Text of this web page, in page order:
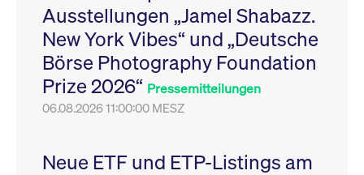
Ausstellungen „Jamel Shabazz.
New York Vibes“ und „Deutsche
Börse Photography Foundation
Prize 2026“ Pressemitteilungen
06.08.2026 11:00:00 MESZ
Neue ETF und ETP-Listings am
Leistung der Website
zu messen. Es handelt
sich um ein Muster-
Cookie, bei dem auf
das Präfix _pk_ses
eine kurze Reihe von
VISITOR_PRIVACY_METADATA
YouTube
.youtube.com
6
Monate
Dieses Cookie dient
Speicherung der
Einwilligungs- und
des Nutzers für ihre
Interaktion mit der
Sitzungen geehrt